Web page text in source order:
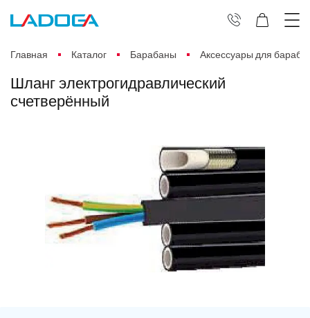
Главная Каталог Барабаны Аксессуары для
Шланг электрогидравлический
счетверённый